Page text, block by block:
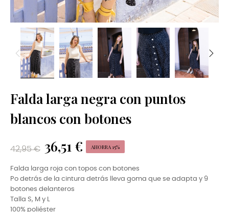
Falda larga negra con puntos
blancos con botones
42,95 € 36,51 € AHORRA 15%
Falda larga roja con topos con botones
Po detrás de la cintura detrás lleva goma que se adapta y 9
botones delanteros
Talla S, M y L
100% poliéster